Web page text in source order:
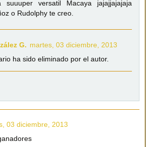
suuuper versatil Macaya jajajjajajaja
o Rudolphy te creo.
G. martes, 03 diciembre, 2013
ha sido eliminado por el autor.
03 diciembre, 2013